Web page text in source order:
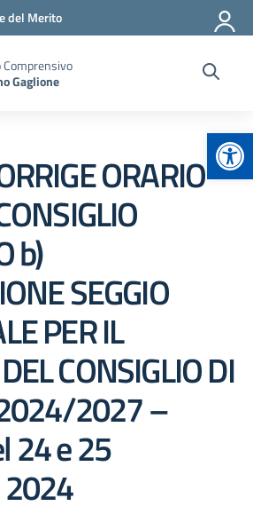
del Merito
Gaglione
ORARIO
b)
SEGGIO
PER IL
CONSIGLIO DI
2027 –
24 e 25